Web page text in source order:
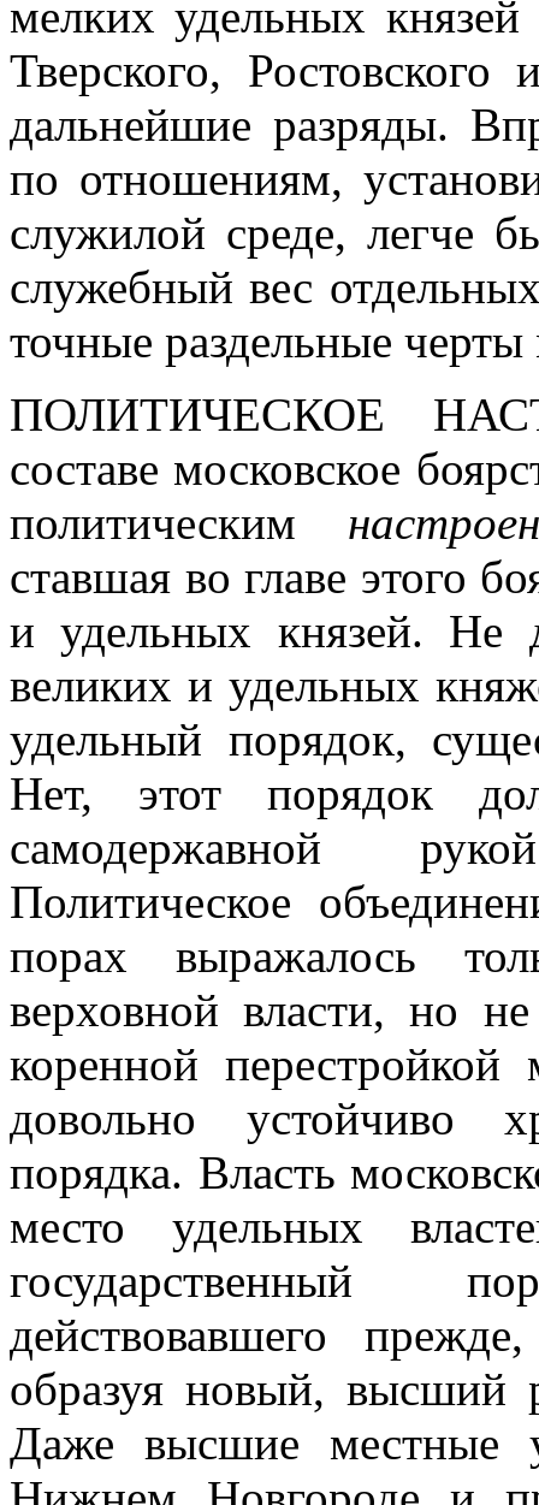
мелких удельных
Тверского,
дальнейшие разряды.
по отношениям,
служилой среде, легче
служебный вес
точные раздельные
ПОЛИТИЧЕСКОЕ
составе московское
политическим
ставшая во главе этого
и удельных князей. Не
великих и удельных
удельный порядок,
Нет, этот порядок
самодержавной
Политическое
порах выражалось
верховной власти, но
коренной перестройкой
довольно устойчиво
порядка. Власть
место удельных
государственный
действовавшего
образуя новый, высший
Даже высшие местные